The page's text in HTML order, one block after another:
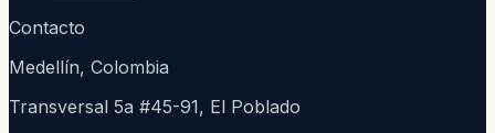
Contacto
Medellín, Colombia
Transversal 5a #45-91, El Poblado